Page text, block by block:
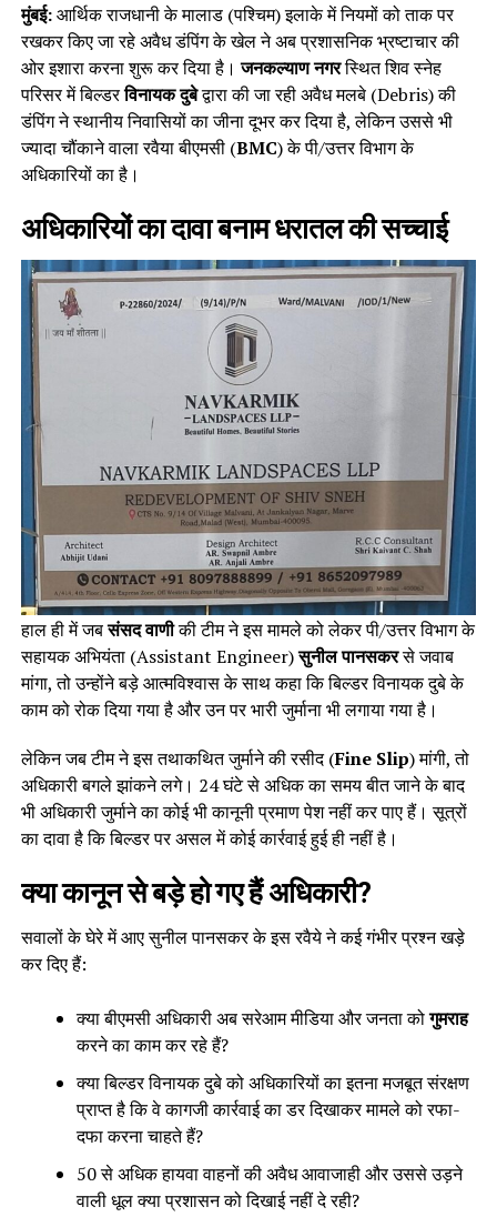
मुंबई:आर्थिक राजधानी के मालाड (पश्चिम) इलाके में नियमों को ताक पर
रखकर किए जा रहे अवैध डंपिंग के खेल ने अब प्रशासनिक भ्रष्टाचार की
ओर इशारा करना शुरू कर दिया है।जनकल्याण नगरस्थित शिव स्नेह
परिसर में बिल्डरविनायक दुबेद्वारा की जा रही अवैध मलबे (Debris) की
डंपिंग ने स्थानीय निवासियों का जीना दूभर कर दिया है, लेकिन उससे भी
ज्यादा चौंकाने वाला रवैया बीएमसी (BMC) के पी/उत्तर विभाग के
अधिकारियों का है।
अधिकारियों का दावा बनाम धरातल की सच्चाई
हाल ही में जबसंसद वाणीकी टीम ने इस मामले को लेकर पी/उत्तर विभाग के
सहायक अभियंता (Assistant Engineer)सुनील पानसकरसे जवाब
मांगा, तो उन्होंने बड़े आत्मविश्वास के साथ कहा कि बिल्डर विनायक दुबे के
काम को रोक दिया गया है और उन पर भारी जुर्माना भी लगाया गया है।
लेकिन जब टीम ने इस तथाकथित जुर्माने की रसीद (Fine Slip) मांगी, तो
अधिकारी बगले झांकने लगे। 24 घंटे से अधिक का समय बीत जाने के बाद
भी अधिकारी जुर्माने का कोई भी कानूनी प्रमाण पेश नहीं कर पाए हैं। सूत्रों
का दावा है कि बिल्डर पर असल में कोई कार्रवाई हुई ही नहीं है।
क्या कानून से बड़े हो गए हैं अधिकारी?
सवालों के घेरे में आए सुनील पानसकर के इस रवैये ने कई गंभीर प्रश्न खड़े
कर दिए हैं:
क्या बीएमसी अधिकारी अब सरेआम मीडिया और जनता कोगुमराह
करने का काम कर रहे हैं?
क्या बिल्डर विनायक दुबे को अधिकारियों का इतना मजबूत संरक्षण
प्राप्त है कि वे कागजी कार्रवाई का डर दिखाकर मामले को रफा-
दफा करना चाहते हैं?
50 से अधिक हायवा वाहनों की अवैध आवाजाही और उससे उड़ने
वाली धूल क्या प्रशासन को दिखाई नहीं दे रही?